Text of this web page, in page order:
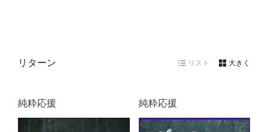
リターン リスト 大きく
純粋応援 純粋応援